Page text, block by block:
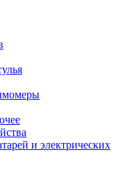
и электрических